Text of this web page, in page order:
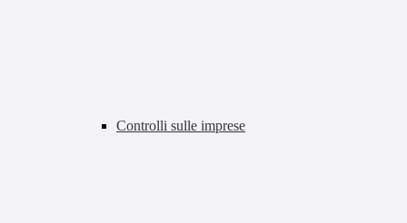
Controlli sulle imprese